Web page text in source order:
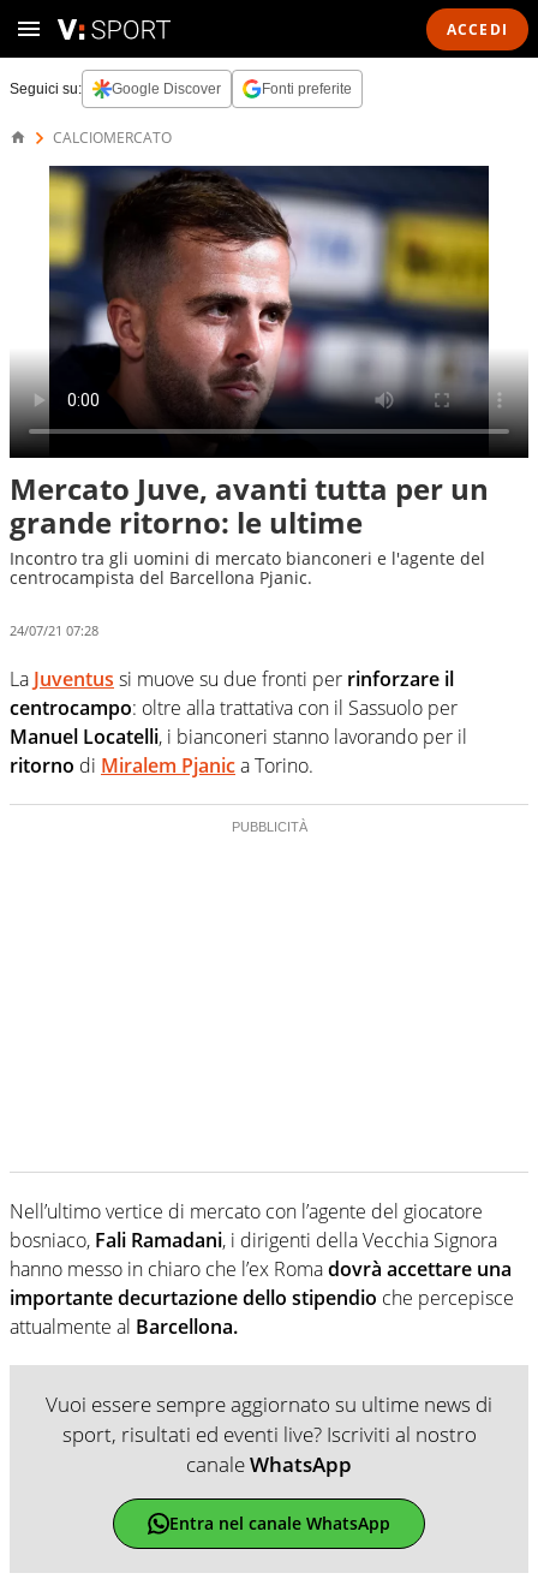
ACCEDI
Seguici su: Google Discover Fonti preferite
CALCIOMERCATO
Mercato Juve, avanti tutta per un
grande ritorno: le ultime
Incontro tra gli uomini di mercato bianconeri e l'agente del
centrocampista del Barcellona Pjanic.
24/07/21 07:28
La Juventus si muove su due fronti per rinforzare il
centrocampo: oltre alla trattativa con il Sassuolo per
Manuel Locatelli, i bianconeri stanno lavorando per il
ritorno di Miralem Pjanica Torino.
Nell’ultimo vertice di mercato con l’agente del giocatore
bosniaco, Fali Ramadani, i dirigenti della Vecchia Signora
hanno messo in chiaro che l’ex Romadovrà accettare una
importante decurtazionedello stipendio che percepisce
attualmente al Barcellona.
Vuoi essere sempre aggiornato su ultime news di
sport, risultati ed eventi live? Iscriviti al nostro
canaleWhatsApp
Entra nel canale WhatsApp